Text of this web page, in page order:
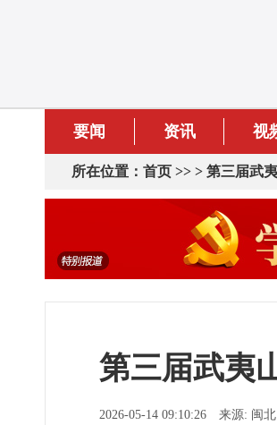
要闻 资讯 视
所在位置： 首页 >> > 第三届武
第三届武夷
2026-05-14 09:10:26 来源: 闽